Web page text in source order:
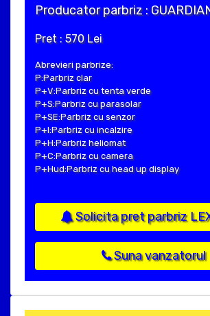
Producator parbriz :
Pret : 570 Lei
Abrevieri parbrize:
P:Parbriz clar
P+V:Parbriz cu tenta verde
P+S:Parbriz cu parasolar
P+SE:Parbriz cu senzor
P+I:Parbriz cu incalzire
P+H:Parbriz heliomat
P+C:Parbriz cu camera
P+Hud:Parbriz cu head up display
Solicita pret parbriz
Suna vanzatorul